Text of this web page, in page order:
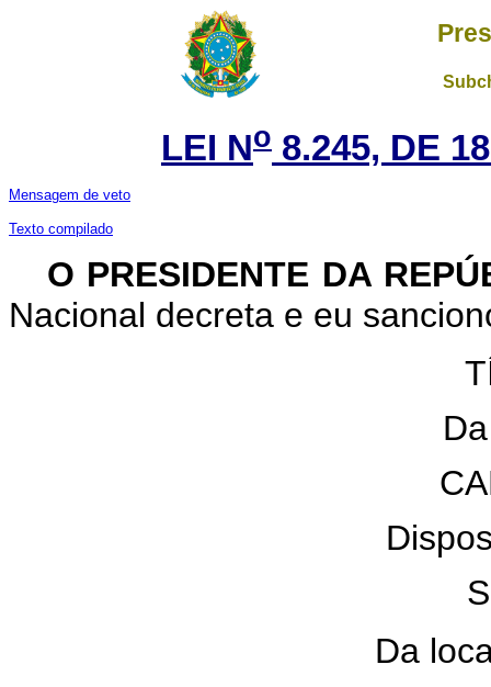
LEI No 8.245, DE
Mensagem de veto
Texto compilado
O PRESIDENTE DA
Nacional decreta e eu
Da